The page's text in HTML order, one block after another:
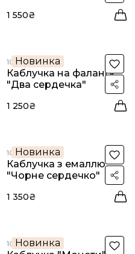
1 550₴
Новинка
10532с
Каблучка на фалангу
"Два сердечка"
1 250₴
Новинка
10530с
Каблучка з емаллю
"Чорне сердечко"
1 350₴
Новинка
10528с